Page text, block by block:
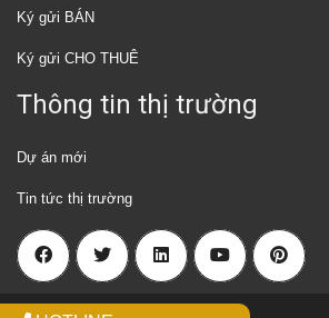
Ký gửi BÁN
Ký gửi CHO THUÊ
Thông tin thị trường
Dự án mới
Tin tức thị trường